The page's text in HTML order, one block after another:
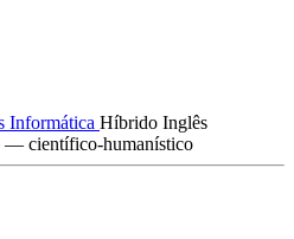
Informática Híbrido Inglês
— científico-humanístico